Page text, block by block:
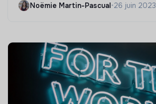
Noëmie Martin-Pascual•26 juin 2023